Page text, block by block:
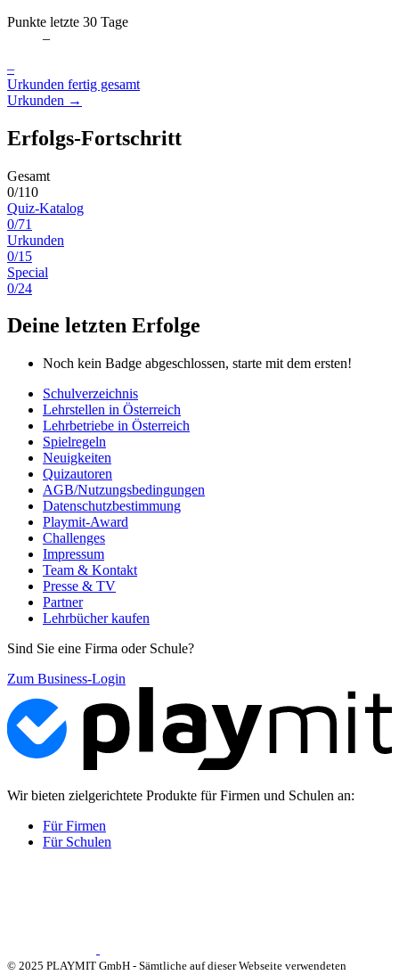
Punkte letzte 30 Tage
–
–
Urkunden fertig gesamt
Urkunden →
Erfolgs-Fortschritt
Gesamt
0/110
Quiz-Katalog
0/71
Urkunden
0/15
Special
0/24
Deine letzten Erfolge
Noch kein Badge abgeschlossen, starte mit dem ersten!
Schulverzeichnis
Lehrstellen in Österreich
Lehrbetriebe in Österreich
Spielregeln
Neuigkeiten
Quizautoren
AGB/Nutzungsbedingungen
Datenschutzbestimmung
Playmit-Award
Challenges
Impressum
Team & Kontakt
Presse & TV
Partner
Lehrbücher kaufen
Sind Sie eine Firma oder Schule?
Zum Business-Login
Wir bieten zielgerichtete Produkte für Firmen und Schulen an:
Für Firmen
Für Schulen
© 2025 PLAYMIT GmbH - Sämtliche auf dieser Webseite verwendeten